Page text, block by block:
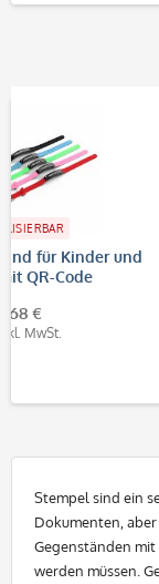
Kinderstempel /
Namensstempel
Trodat Printy 4912
24,20 €
inkl. MwSt.
Stempel sind ein
Dokumenten,
Gegenständen
werden müssen.